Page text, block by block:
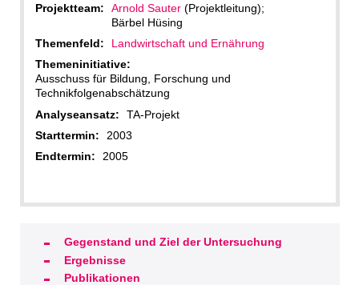
Projektteam: Arnold Sauter (Projektleitung);
Bärbel Hüsing
Themenfeld:
Landwirtschaft und Ernährung
Themeninitiative:
Ausschuss für Bildung, Forschung und
Technikfolgenabschätzung
Analyseansatz:
TA-Projekt
Starttermin:
2003
Endtermin:
2005
Gegenstand und Ziel der Untersuchung
Ergebnisse
Publikationen